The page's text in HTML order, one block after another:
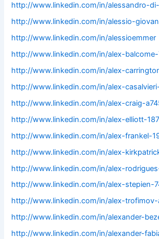
http://www.linkedin.com/in/alessandro-
http://www.linkedin.com/in/alessio-
http://www.linkedin.com/in/alessioemmer
http://www.linkedin.com/in/alex-balcome-
http://www.linkedin.com/in/alex-
http://www.linkedin.com/in/alex-
http://www.linkedin.com/in/alex-craig-
http://www.linkedin.com/in/alex-elliott-
http://www.linkedin.com/in/alex-frankel-
http://www.linkedin.com/in/alex-
http://www.linkedin.com/in/alex-
http://www.linkedin.com/in/alex-stepien-
http://www.linkedin.com/in/alex-trofimov-
http://www.linkedin.com/in/alexander-
http://www.linkedin.com/in/alexander-